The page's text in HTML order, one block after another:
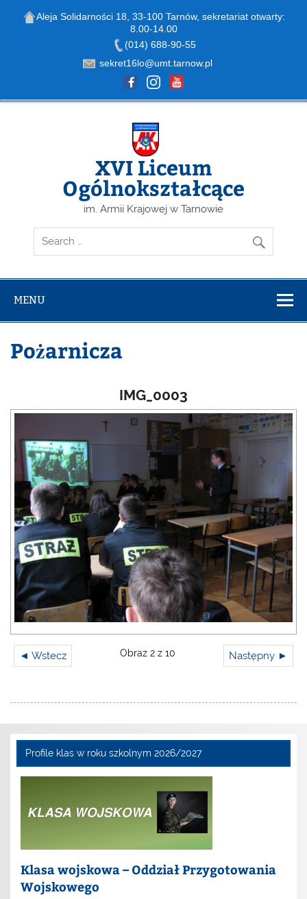
Aleja Solidarności 18, 33-100 Tarnów, sekretariat otwarty:
8.00-14.00
(014) 688-90-55
sekret16lo@umt.tarnow.pl
Skip
XVI Liceum
Ogólnokształcące
im. Armii Krajowej w Tarnowie
MENU
Pożarnicza
IMG_0003
◄ Wstecz Następny ►
Obraz 2 z 10
Profile klas w roku szkolnym 2026/2027
Klasa wojskowa – Oddział Przygotowania
Wojskowego